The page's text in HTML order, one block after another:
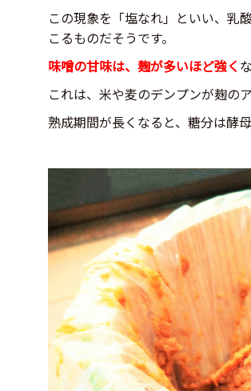
この現象を「塩なれ」といい、乳
こるものだそうです。
味噌の甘味は、麹が多いほど強く
これは、米や麦のデンプンが麹の
熟成期間が長くなると、糖分は酵